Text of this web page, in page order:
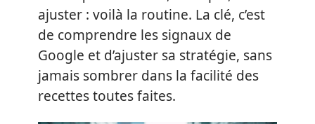
ajuster : voilà la routine. La clé, c’est
de comprendre les signaux de
Google et d’ajuster sa stratégie, sans
jamais sombrer dans la facilité des
recettes toutes faites.